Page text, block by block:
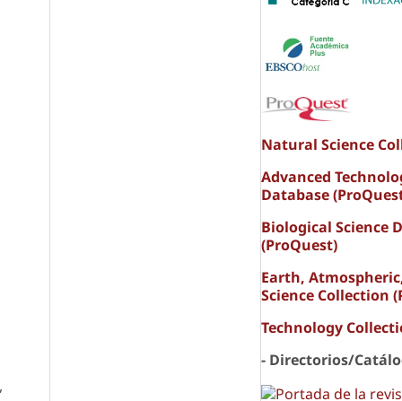
Natural Science
Advanced
Database
Biological Science
(ProQuest)
Earth,
Science Collection
Technology
- Directorios/